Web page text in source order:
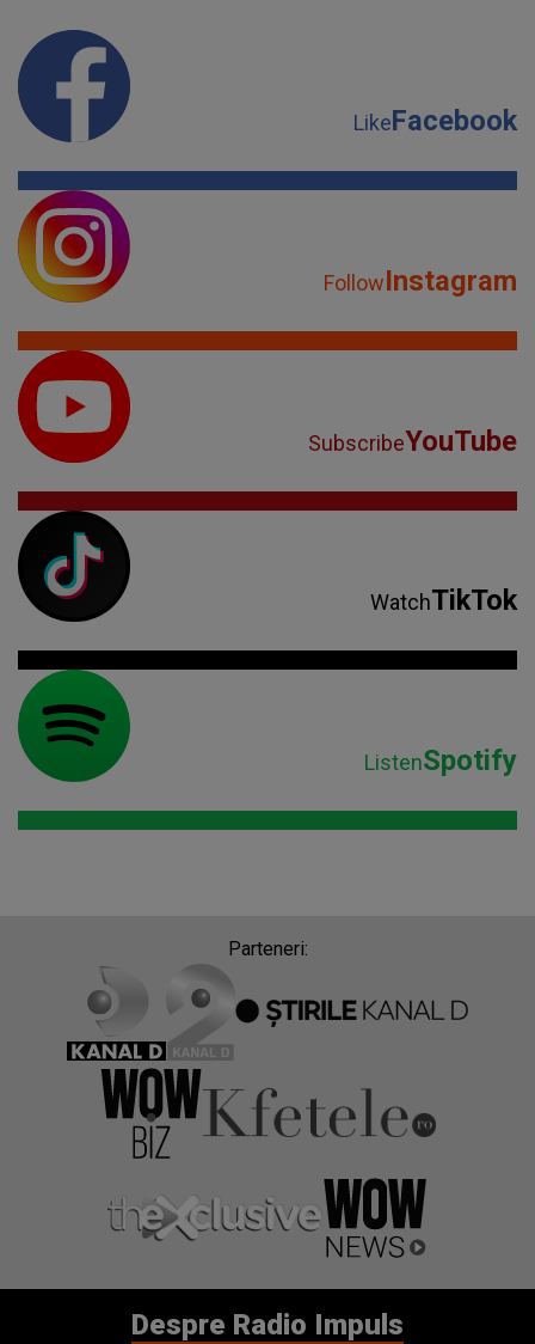
LikeFacebook
FollowInstagram
SubscribeYouTube
WatchTikTok
ListenSpotify
Parteneri:
Despre Radio Impuls